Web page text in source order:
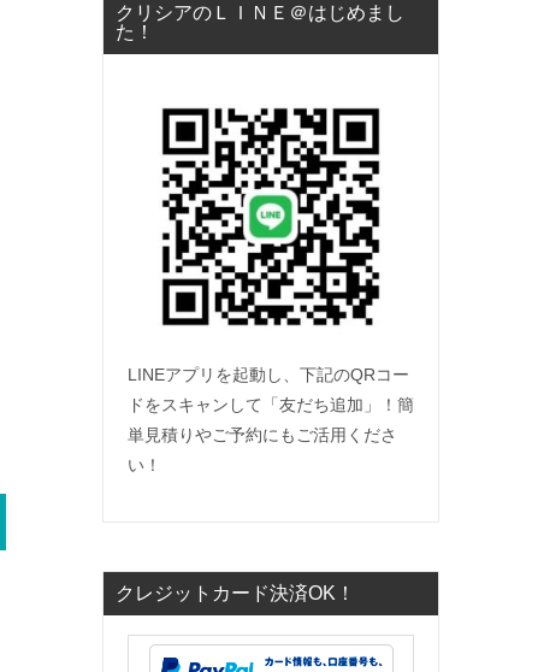
クリシアのＬＩＮＥ＠はじめまし
た！
LINEアプリを起動し、下記のQRコー
ドをスキャンして「友だち追加」！簡
単見積りやご予約にもご活用くださ
い！
クレジットカード決済OK！